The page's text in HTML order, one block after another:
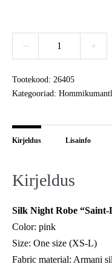
Hommikumantel
+
Provence
kogus
Tootekood: 26405
Kategooriad:
Kirjeldus Lisainfo
Kirjeldus
Silk Night Robe
Color: pink
Size: One size (XS-L)
Fabric material: Armani